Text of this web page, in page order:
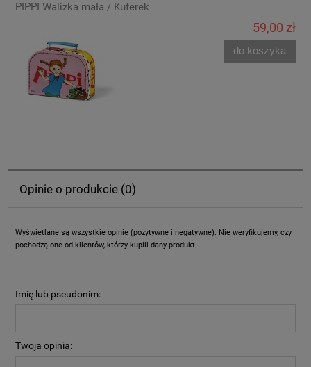
PIPPI Walizka mała / Kuferek
59,00 zł
do koszyka
Opinie o produkcie (0)
Wyświetlane są wszystkie opinie (pozytywne i negatywne). Nie weryfikujemy, czy
pochodzą one od klientów, którzy kupili dany produkt.
Imię lub pseudonim:
Twoja opinia: